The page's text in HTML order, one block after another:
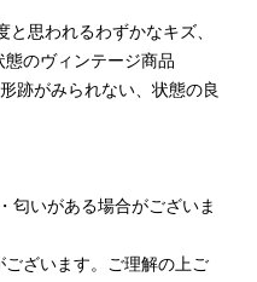
思われるわずかなキズ、
のヴィンテージ商品
跡がみられない、状態の良
匂いがある場合がございま
ございます。ご理解の上ご